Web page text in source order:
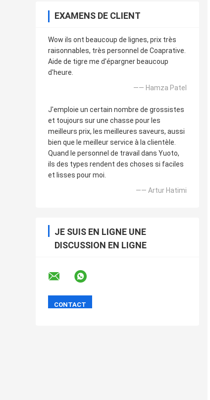
EXAMENS DE CLIENT
Wow ils ont beaucoup de lignes, prix très
raisonnables, très personnel de Coaprative.
Aide de tigre me d'épargner beaucoup
d'heure.
—— Hamza Patel
J'emploie un certain nombre de grossistes
et toujours sur une chasse pour les
meilleurs prix, les meilleures saveurs, aussi
bien que le meilleur service à la clientèle.
Quand le personnel de travail dans Yuoto,
ils des types rendent des choses si faciles
et lisses pour moi.
—— Artur Hatimi
JE SUIS EN LIGNE UNE
DISCUSSION EN LIGNE